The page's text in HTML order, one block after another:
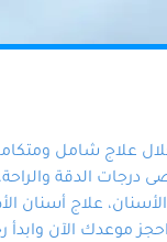
علاج شامل
الدقة والراحة،
علاج أسنان
موعدك الآن وابدأ